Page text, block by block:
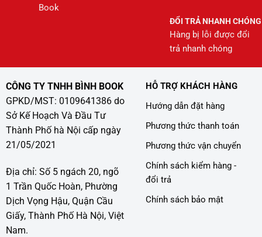
Book
ĐỔI TRẢ NHANH CHÓNG
Hàng bị lỗi được đổi
trả nhanh chóng
CÔNG TY TNHH BÌNH BOOK
GPKD/MST: 0109641386 do
Sở Kế Hoạch Và Đầu Tư
Thành Phố hà Nội cấp ngày
21/05/2021
Địa chỉ: Số 5 ngách 20, ngõ
1 Trần Quốc Hoàn, Phường
Dịch Vọng Hậu, Quận Cầu
Giấy, Thành Phố Hà Nội, Việt
Nam.
HỖ TRỢ KHÁCH HÀNG
Hướng dẫn đặt hàng
Phương thức thanh toán
Phương thức vận chuyển
Chính sách kiểm hàng -
đổi trả
Chính sách bảo mật